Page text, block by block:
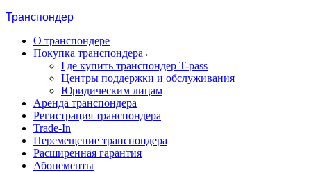
Транспондер
О транспондере
Покупка транспондера
Где купить транспондер T-pass
Центры поддержки и обслуживания
Юридическим лицам
Аренда транспондера
Регистрация транспондера
Trade-In
Перемещение транспондера
Расширенная гарантия
Абонементы